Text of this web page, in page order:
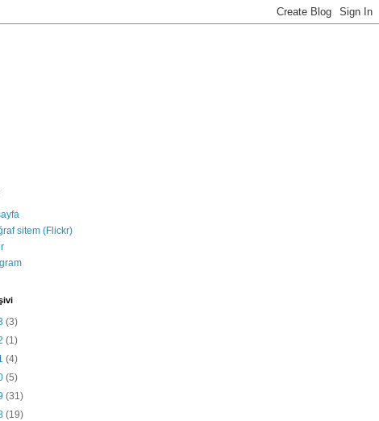
sitem (Flickr)
(3)
(1)
(4)
(5)
(31)
(19)